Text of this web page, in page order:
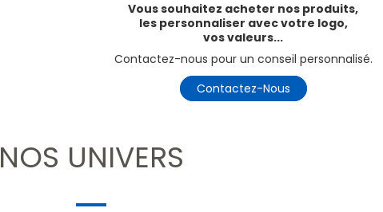
Vous souhaitez acheter nos produits,
les personnaliser avec votre logo,
vos valeurs...
Contactez-nous pour un conseil personnalisé.
Contactez-Nous
NOS UNIVERS